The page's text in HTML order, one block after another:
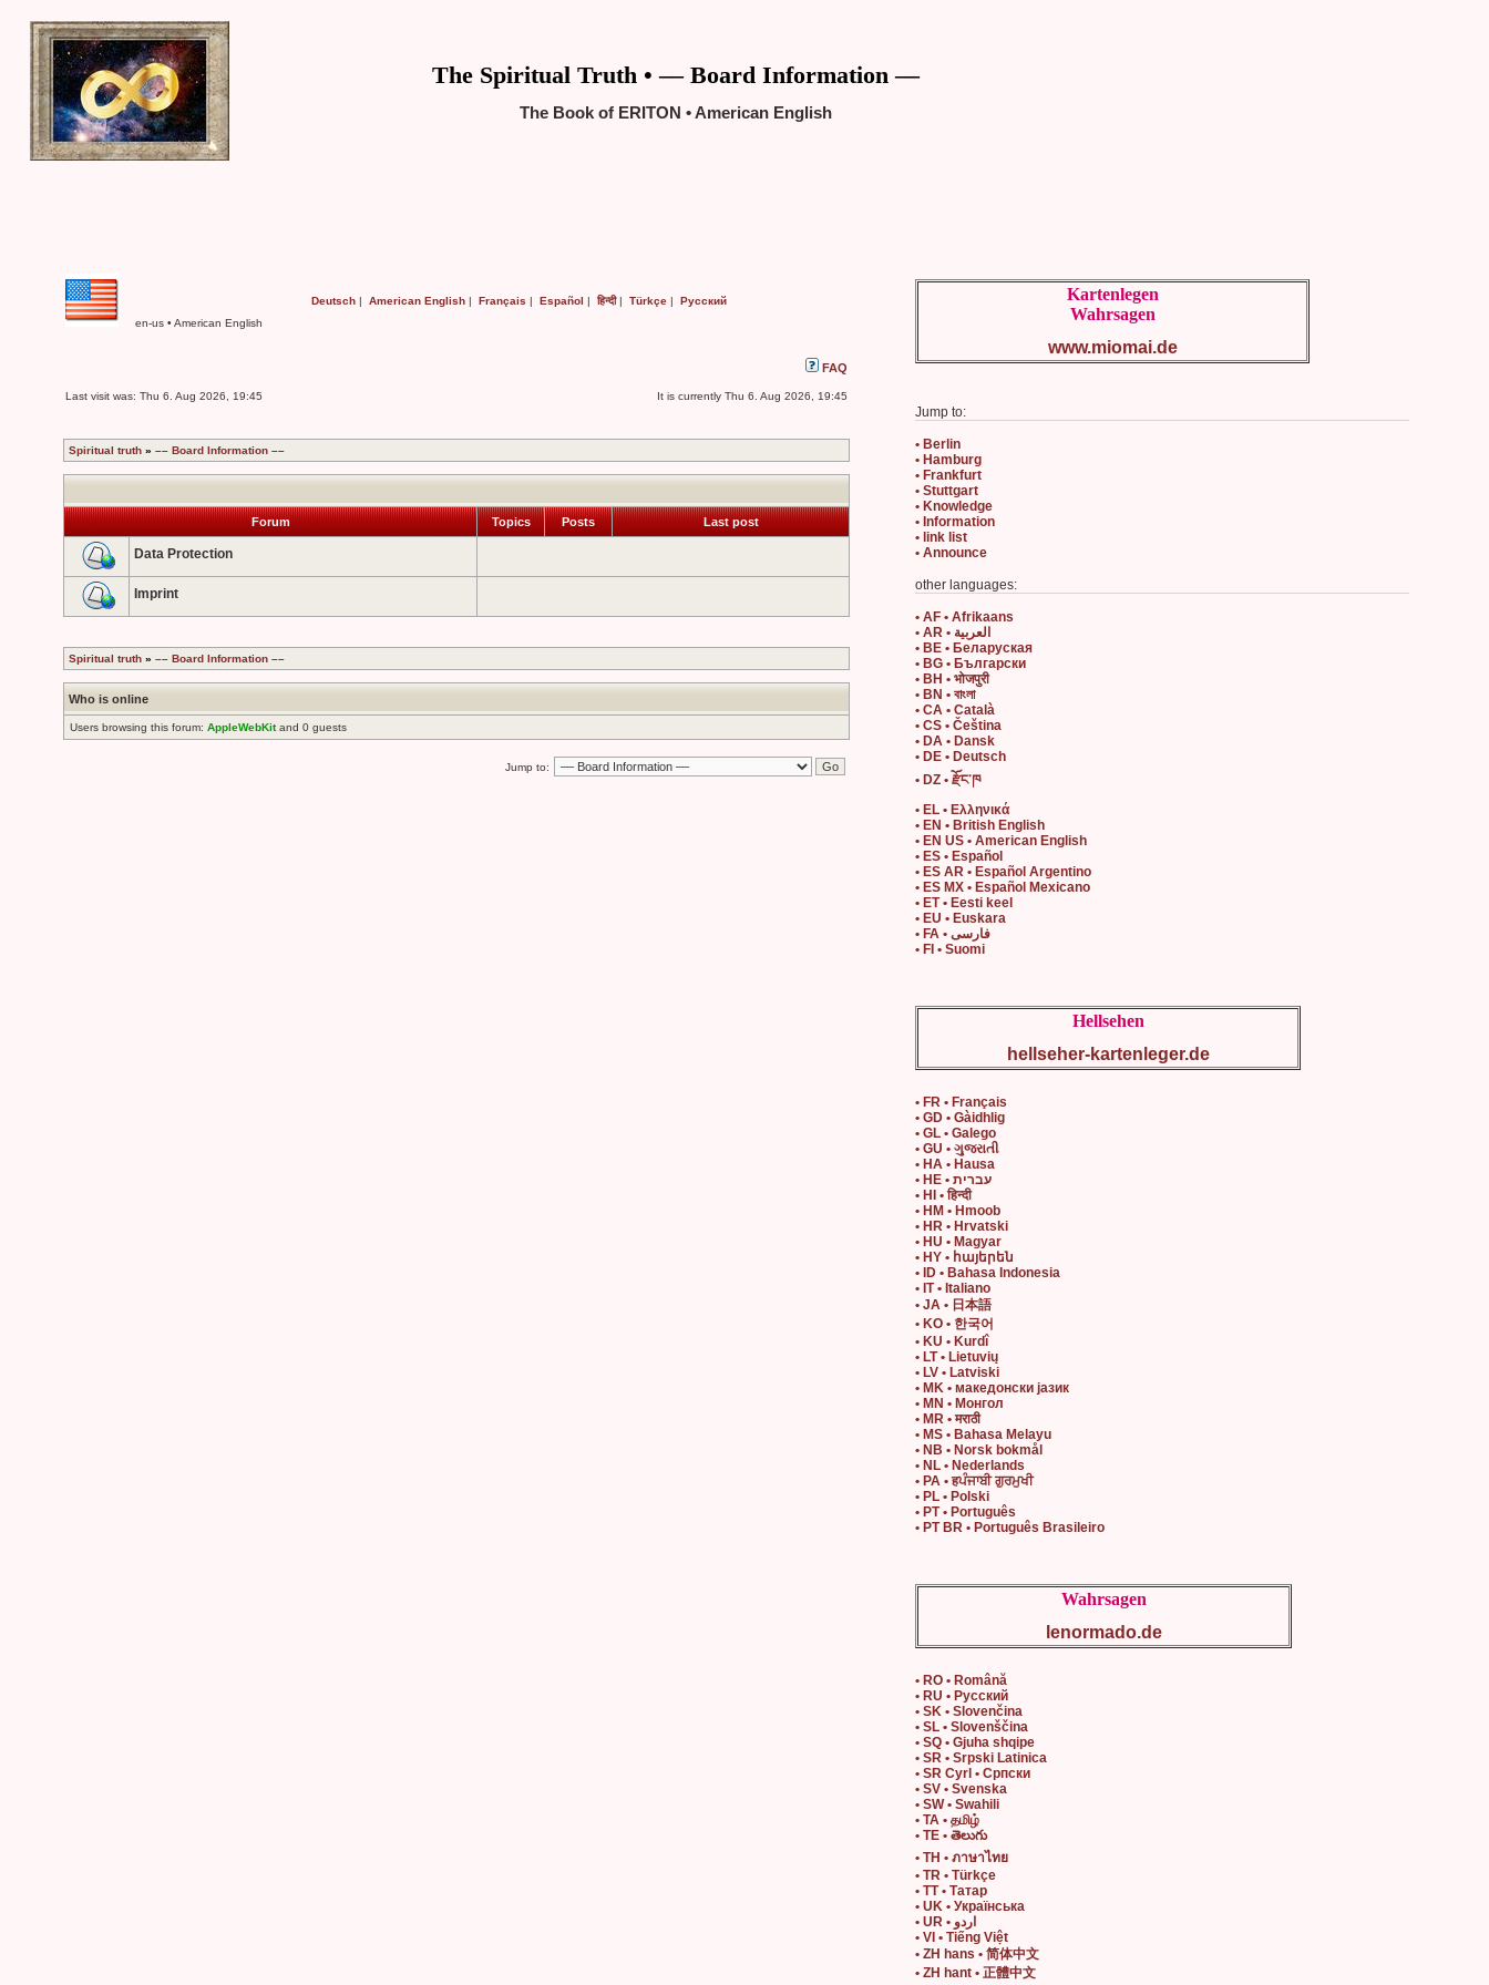
The Spiritual Truth • –– Board Information ––
The Book of ERITON • American English
en-us • American English
Deutsch | American English | Français | Español | हिन्दी| Türkçe | Русский
FAQ
Last visit was: Thu 6. Aug 2026, 19:45 It is currently Thu 6. Aug 2026, 19:45
Spiritual truth » –– Board Information ––
Forum Topics Posts Last post
Data Protection
Imprint
Spiritual truth » –– Board Information ––
Who is online
Users browsing this forum: AppleWebKitand 0 guests
Jump to:
Kartenlegen
Wahrsagen
www.miomai.de
Jump to:
• Berlin
• Hamburg
• Frankfurt
• Stuttgart
• Knowledge
• Information
• link list
• Announce
other languages:
• AF • Afrikaans
• AR • العربية
• BE • Беларуская
• BG • Български
• BH • भोजपुरी
• BN • বাংলা
• CA • Català
• CS • Čeština
• DA • Dansk
• DE • Deutsch
• DZ • རྫོང་ཁ
• EL • Ελληνικά
• EN • British English
• EN US • American English
• ES • Español
• ES AR • Español Argentino
• ES MX • Español Mexicano
• ET • Eesti keel
• EU • Euskara
• FA • فارسی
• FI • Suomi
Hellsehen
hellseher-kartenleger.de
• FR • Français
• GD • Gàidhlig
• GL • Galego
• GU • ગુજરાતી
• HA • Hausa
• HE • עברית
• HI • हिन्दी
• HM • Hmoob
• HR • Hrvatski
• HU • Magyar
• HY • հայերեն
• ID • Bahasa Indonesia
• IT • Italiano
• JA • 日本語
• KO • 한국어
• KU • Kurdî
• LT • Lietuvių
• LV • Latviski
• MK • македонски јазик
• MN • Монгол
• MR • मराठी
• MS • Bahasa Melayu
• NB • Norsk bokmål
• NL • Nederlands
• PA • हਪੰਜਾਬੀ ਗੁਰਮੁਖੀ
• PL • Polski
• PT • Português
• PT BR • Português Brasileiro
Wahrsagen
lenormado.de
• RO • Română
• RU • Русский
• SK • Slovenčina
• SL • Slovenščina
• SQ • Gjuha shqipe
• SR • Srpski Latinica
• SR Cyrl • Српски
• SV • Svenska
• SW • Swahili
• TA • தமிழ்
• TE • తెలుగు
• TH • ภาษาไทย
• TR • Türkçe
• TT • Татар
• UK • Українська
• UR • اردو
• VI • Tiếng Việt
• ZH hans • 简体中文
• ZH hant • 正體中文